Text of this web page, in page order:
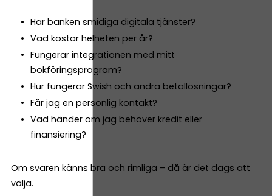
Har banken smidiga digitala tjänster?
Vad kostar helheten per år?
Fungerar integrationen med mitt
bokföringsprogram?
Hur fungerar Swish och andra betallösningar?
Får jag en personlig kontakt?
Vad händer om jag behöver kredit eller
finansiering?
Om svaren känns bra och rimliga – då är det dags att
välja.